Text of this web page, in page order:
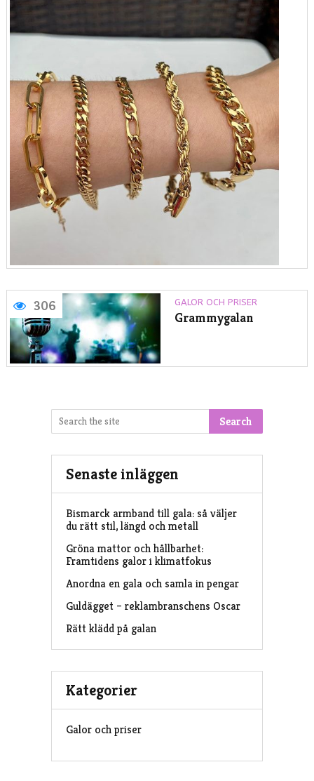
306 GALOR OCH PRISER
Grammygalan
Search
Senaste inläggen
Bismarck armband till gala: så väljer
du rätt stil, längd och metall
Gröna mattor och hållbarhet:
Framtidens galor i klimatfokus
Anordna en gala och samla in pengar
Guldägget – reklambranschens Oscar
Rätt klädd på galan
Kategorier
Galor och priser